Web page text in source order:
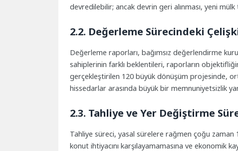
devredilebilir; ancak devrin geri alınması, yeni
2.2. Değerleme Sürecindeki
Değerleme raporları, bağımsız değerlendirme
sahiplerinin farklı beklentileri, raporların
gerçekleştirilen 120 büyük dönüşüm projesinde,
hissedarlar arasında büyük bir memnuniyetsizlik
2.3. Tahliye ve Yer Değiştirme
Tahliye süreci, yasal sürelere rağmen çoğu zaman
konut ihtiyacını karşılayamamasına ve ekonomik